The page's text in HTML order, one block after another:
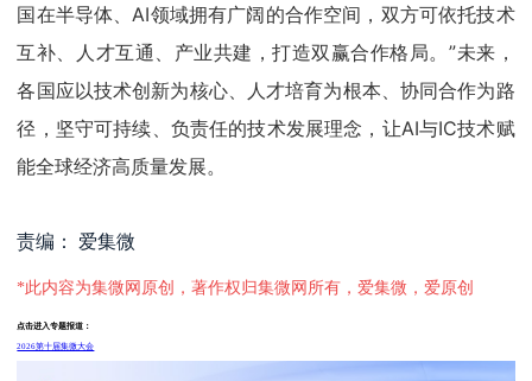
国在半导体、AI领域拥有广阔的合作空间，双方可依托技术
互补、人才互通、产业共建，打造双赢合作格局。”未来，
各国应以技术创新为核心、人才培育为根本、协同合作为路
径，坚守可持续、负责任的技术发展理念，让AI与IC技术赋
能全球经济高质量发展。
责编： 爱集微
*此内容为集微网原创，著作权归集微网所有，爱集微，爱原创
点击进入专题报道：
2026第十届集微大会